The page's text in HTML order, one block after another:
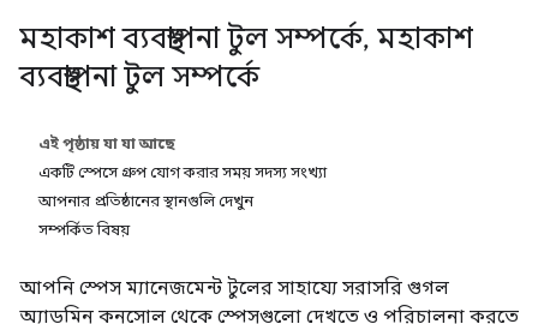
মহাকাশ ব্যবস্থাপনা টুল সম্পর্কে, মহাকাশ
ব্যবস্থাপনা টুল সম্পর্কে
এই পৃষ্ঠায় যা যা আছে
একটি স্পেসে গ্রুপ যোগ করার সময় সদস্য সংখ্যা
আপনার প্রতিষ্ঠানের স্থানগুলি দেখুন
সম্পর্কিত বিষয়
আপনি স্পেস ম্যানেজমেন্ট টুলের সাহায্যে সরাসরি গুগল
অ্যাডমিন কনসোল থেকে স্পেসগুলো দেখতে ও পরিচালনা করতে